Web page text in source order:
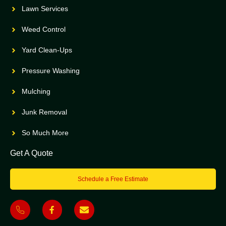
Lawn Services
Weed Control
Yard Clean-Ups
Pressure Washing
Mulching
Junk Removal
So Much More
Get A Quote
Schedule a Free Estimate
J
k
i
J
k
i
E
n
v